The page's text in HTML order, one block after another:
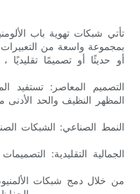
تأتي شبكات تهوية باب
بمجموعة واسعة من
أو حديثًا أو تصميمًا تقليديًا
المظهر النظيف والحد الأدنى
من خلال دمج شبكات